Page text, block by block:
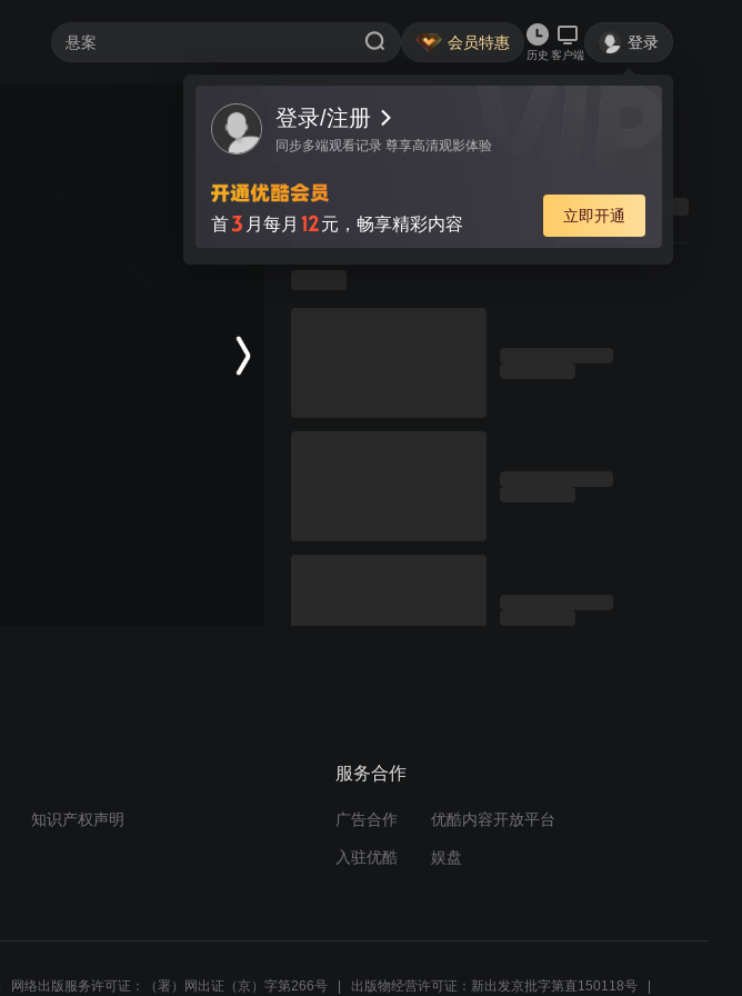
会员特惠
历史 客户端
登录
登录/注册
同步多端观看记录 尊享高清观影体验
首3 月每月 12元，畅享精彩内容 立即开通
知识产权声明
服务合作
广告合作 优酷内容开放平台
入驻优酷 娱盘
网络出版服务许可证：（署）网出证（京）字第266号 出版物经营许可证：新出发京批字第直150118号